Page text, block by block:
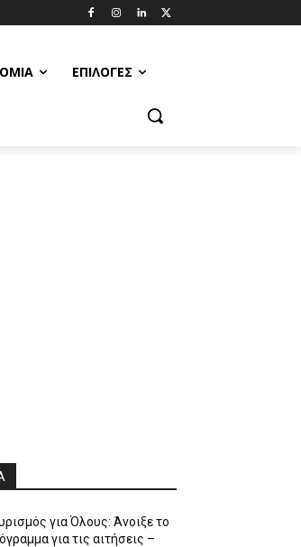
ΕΠΙΛΟΓΈΣ
για Όλους: Άνοιξε το
για τις αιτήσεις –